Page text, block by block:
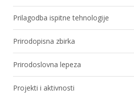
Prilagodba ispitne tehnologije
Prirodopisna zbirka
Prirodoslovna lepeza
Projekti i aktivnosti